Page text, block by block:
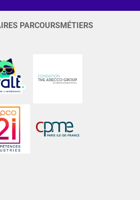
PARCOURSMÉTIERS